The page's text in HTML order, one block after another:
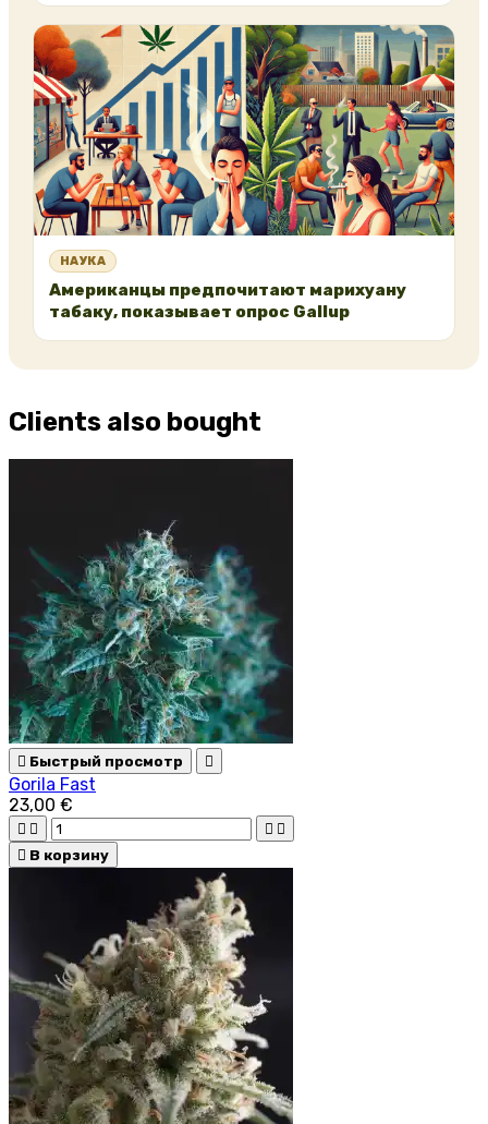
НАУКА
Американцы предпочитают марихуану
табаку, показывает опрос Gallup
Clients also bought
 Быстрый просмотр 
Gorila Fast
23,00 €
   
 В корзину